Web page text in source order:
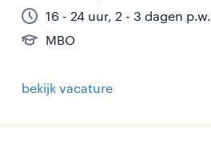
16 - 24 uur, 2 - 3 dagen p.w.
MBO
bekijk vacature